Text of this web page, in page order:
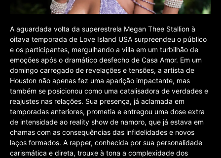
A aguardada volta da superestrela Megan Thee Stallion à
oitava temporada de Love Island USA surpreendeu o público
e os participantes, mergulhando a villa em um turbilhão de
emoções após o dramático desfecho de Casa Amor. Em um
domingo carregado de revelações e tensões, a artista de
Houston não apenas fez uma aparição impactante, mas
também se posicionou como uma catalisadora de verdades e
reajustes nas relações. Sua presença, já aclamada em
temporadas anteriores, prometia e entregou uma dose extra
de intensidade ao reality show de namoro, que já estava em
chamas com as consequências das infidelidades e novos
laços formados. A rapper, conhecida por sua personalidade
carismática e direta, trouxe à tona a complexidade dos